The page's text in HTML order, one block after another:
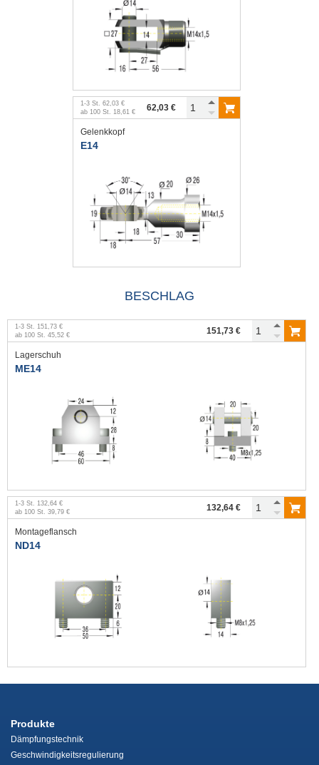
1-3 St. 62,03 €
ab 100 St. 18,61 € 62,03 €
Gelenkkopf
E14
BESCHLAG
1-3 St. 151,73 €
ab 100 St. 45,52 € 151,73 €
Lagerschuh
ME14
1-3 St. 132,64 €
ab 100 St. 39,79 € 132,64 €
Montageflansch
ND14
Produkte
Dämpfungstechnik
Geschwindigkeitsregulierung